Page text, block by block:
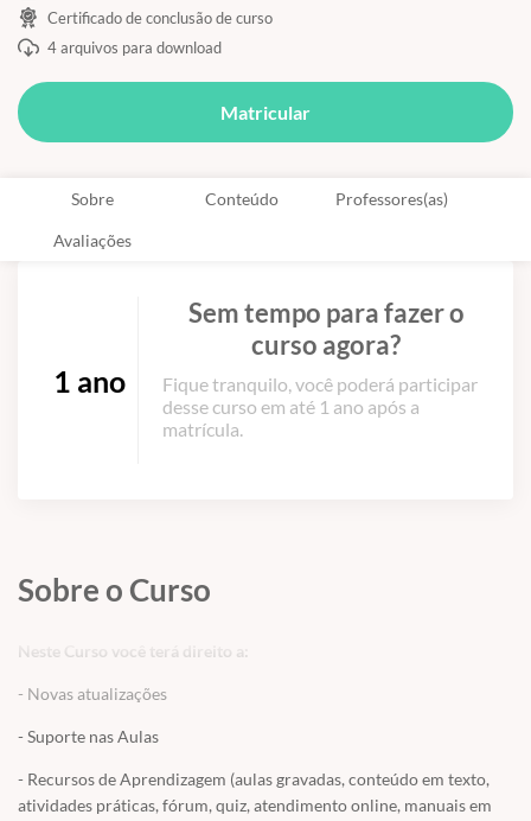
Certificado de conclusão de curso
4 arquivos para download
Matricular
Sobre Conteúdo Professores(as)
Avaliações
1 ano
Sem tempo para fazer o
curso agora?
Fique tranquilo, você poderá participar
desse curso em até 1 ano após a
matrícula.
Sobre o Curso
Neste Curso você terá direito a:
- Novas atualizações
- Suporte nas Aulas
- Recursos de Aprendizagem (aulas gravadas, conteúdo em texto,
atividades práticas, fórum, quiz, atendimento online, manuais em